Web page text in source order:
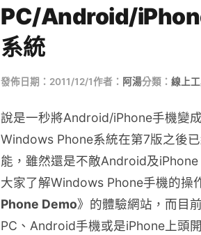
PC/Android/
系統
發佈日期：2011/12/1作者： 阿湯分類： 線上
說是一秒將Android/iPhone手機變
Windows Phone系統在第7版之後
能，雖然還是不敵Android及
大家了解Windows Phone手機的操
Phone Demo》的體驗網站，而目
PC、Android手機或是iPhone上頭